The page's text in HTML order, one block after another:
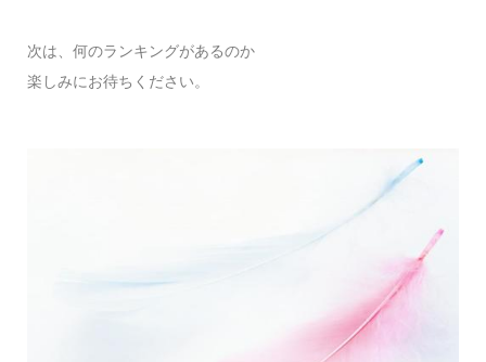
次は、何のランキングがあるのか
楽しみにお待ちください。